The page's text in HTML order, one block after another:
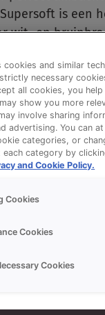
is een
wit- en
kruim
kruim
cookies and similar
necessary
all cookies, you
show you more
involve sharing
advertising. You can
categories, or
each category by
and Cookie Policy.
Cookies
Cookies
Cookies